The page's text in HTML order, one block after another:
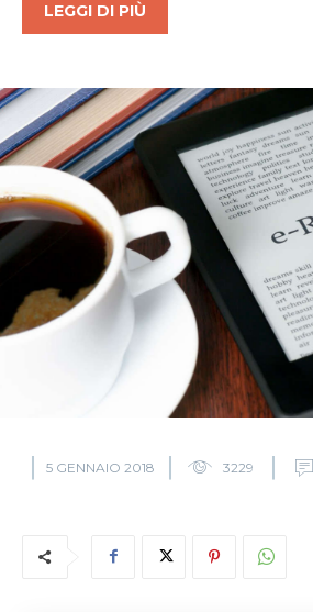
LEGGI DI PIÙ
5 GENNAIO 2018 3229